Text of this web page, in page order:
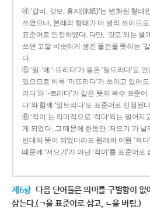
④ ‘갈비, 갓모, 휴지(休紙)’는 변화된 형태
쓰였으나, 본래의 형태가 더 널리 쓰이므로
표준어로 인정하였다. 다만, ‘갓모’와는 별
쓰던 고깔 비슷하게 생긴 물건을 뜻하는 ‘
다.
⑤ ‘밀-’에 ‘-뜨리다’가 붙은 ‘밀뜨리다’도
있으므로 비록 ‘미뜨리다’가 쓰이고 있어도
리다’와 ‘-트리다’가 같은 뜻의 복수 표준
다’와 함께 ‘밀트리다’도 표준어로 인정된
⑥ ‘적이’는 의미적으로 ‘적다’와는 멀어지
게 되었다. 그 때문에 한동안 ‘저으기’가
반대의 뜻이 되었더라도 원래의 어원 ‘적
때문에 ‘저으기’가 아닌 ‘적이’를 표준어로
제6항 다음 단어들은 의미를 구별함이 없
삼는다.(ㄱ을 표준어로 삼고, ㄴ을 버림.)